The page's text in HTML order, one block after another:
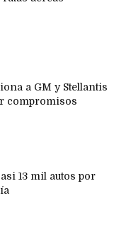
a GM y Stellantis
compromisos
13 mil autos por